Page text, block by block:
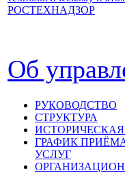
Об
РУКОВОДСТВО
СТРУКТУРА
ГРАФИК
УСЛУГ